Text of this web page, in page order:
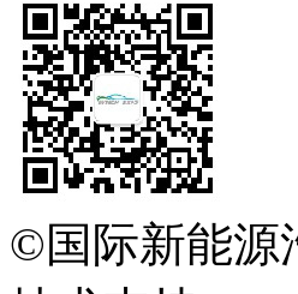
©国际新能源